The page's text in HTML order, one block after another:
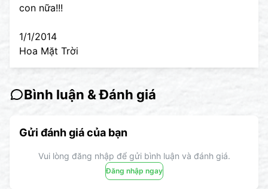
con nữa!!!
1/1/2014
Hoa Mặt Trời
Bình luận & Đánh giá
Gửi đánh giá của bạn
Vui lòng đăng nhập để gửi bình luận và đánh giá.
Đăng nhập ngay